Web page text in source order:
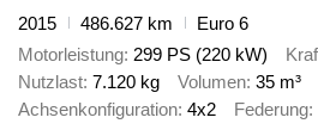
2015
486.627 km
Euro 6
Motorleistung 299 PS (220 kW)
Nutzlast 7.120 kg Volumen 35 m³
Achsenkonfiguration 4x2 Federung